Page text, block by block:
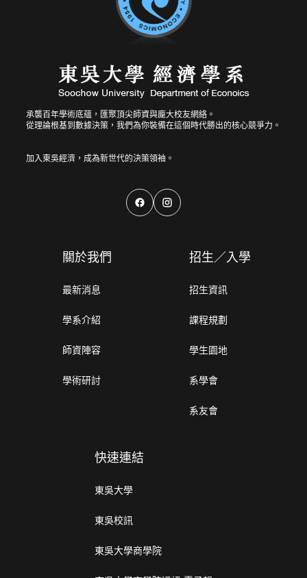
承襲百年學術底蘊，匯聚頂尖師資與龐大校友網絡。
從理論根基到數據決策，我們為你裝備在這個時代勝出的核心競爭力。
關於我們
最新消息
學系介紹
師資陣容
學術研討
招生／入學
招生資訊
課程規劃
學生園地
系學會
系友會
快速連結
東吳大學
東吳校訊
東吳大學商學院